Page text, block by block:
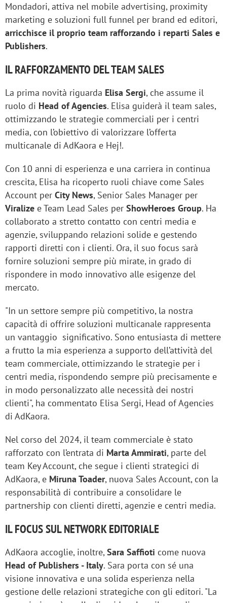
Mondadori, attiva nel mobile advertising, proximity
marketing e soluzioni full funnel per brand ed editori,
arricchisce il proprio team rafforzando i reparti Sales e
Publishers.
IL RAFFORZAMENTO DEL TEAM SALES
La prima novità riguarda Elisa Sergi, che assume il
ruolo di Head of Agencies. Elisa guiderà il team sales,
ottimizzando le strategie commerciali per i centri
media, con l’obiettivo di valorizzare l’offerta
multicanale di AdKaora e Hej!.
Con 10 anni di esperienza e una carriera in continua
crescita, Elisa ha ricoperto ruoli chiave come Sales
Account per City News, Senior Sales Manager per
Viralize e Team Lead Sales per ShowHeroes Group. Ha
collaborato a stretto contatto con centri media e
agenzie, sviluppando relazioni solide e gestendo
rapporti diretti con i clienti. Ora, il suo focus sarà
fornire soluzioni sempre più mirate, in grado di
rispondere in modo innovativo alle esigenze del
mercato.
"In un settore sempre più competitivo, la nostra
capacità di offrire soluzioni multicanale rappresenta
un vantaggio significativo. Sono entusiasta di mettere
a frutto la mia esperienza a supporto dell’attività del
team commerciale, ottimizzando le strategie per i
centri media, rispondendo sempre più precisamente e
in modo personalizzato alle necessità dei nostri
clienti", ha commentato Elisa Sergi, Head of Agencies
di AdKaora.
Nel corso del 2024, il team commerciale è stato
rafforzato con l’entrata di Marta Ammirati, parte del
team Key Account, che segue i clienti strategici di
AdKaora, e Miruna Toader, nuova Sales Account, con la
responsabilità di contribuire a consolidare le
partnership con clienti diretti, agenzie e centri media.
IL FOCUS SUL NETWORK EDITORIALE
AdKaora accoglie, inoltre,Sara Saffioti come nuova
Head of Publishers - Italy. Sara porta con sé una
visione innovativa e una solida esperienza nella
gestione delle relazioni strategiche con gli editori. "La